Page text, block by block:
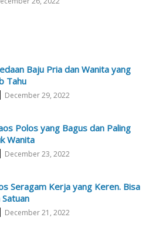
Baju Pria dan Wanita yang
Tahu
December 29, 2022
Polos yang Bagus dan Paling
Wanita
December 23, 2022
Seragam Kerja yang Keren. Bisa
Satuan
December 21, 2022